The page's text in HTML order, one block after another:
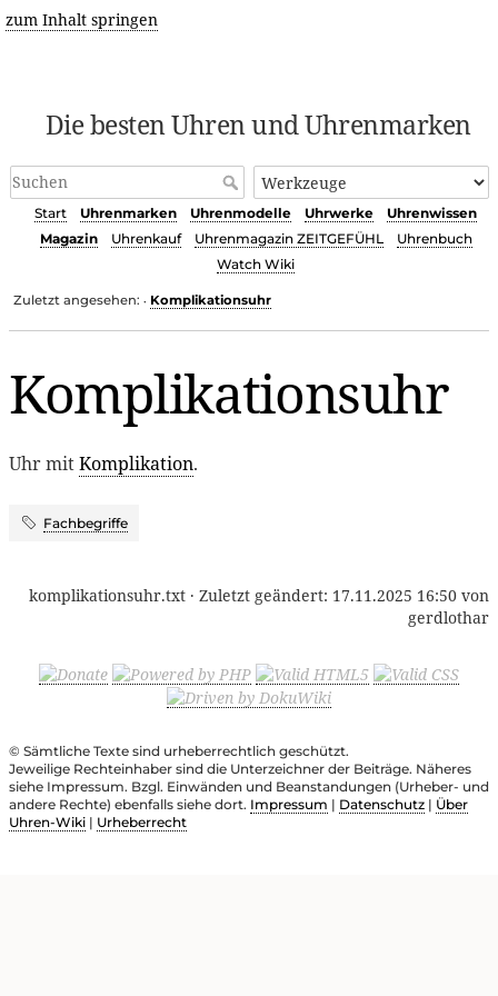
zum Inhalt springen
Die besten Uhren und Uhrenmarken
Start Uhrenmarken Uhrenmodelle Uhrwerke
Uhrenwissen
Magazin
Uhrenkauf Uhrenmagazin ZEITGEFÜHL
Uhrenbuch
Watch Wiki
Zuletzt angesehen: • Komplikationsuhr
Komplikationsuhr
Uhr mitKomplikation.
Fachbegriffe
komplikationsuhr.txt · Zuletzt geändert: 17.11.2025 16:50 von
gerdlothar
© Sämtliche Texte sind urheberrechtlich geschützt.
Jeweilige Rechteinhaber sind die Unterzeichner der Beiträge. Näheres
siehe Impressum. Bzgl. Einwänden und Beanstandungen (Urheber- und
andere Rechte) ebenfalls siehe dort. Impressum | Datenschutz | Über
Uhren-Wiki | Urheberrecht